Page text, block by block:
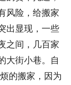
风险，给搬家
出显现，一些
之间，几百家
大街小巷。自
的搬家，因为